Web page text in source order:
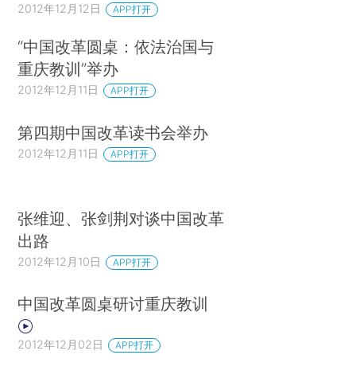
2012年12月12日 APP打开
“中国改革圆桌：依法治国与
重庆教训”举办
2012年12月11日 APP打开
第四期中国改革读书会举办
2012年12月11日 APP打开
张维迎、张剑荆对谈中国改革
出路
2012年12月10日 APP打开
中国改革圆桌研讨重庆教训
2012年12月02日 APP打开